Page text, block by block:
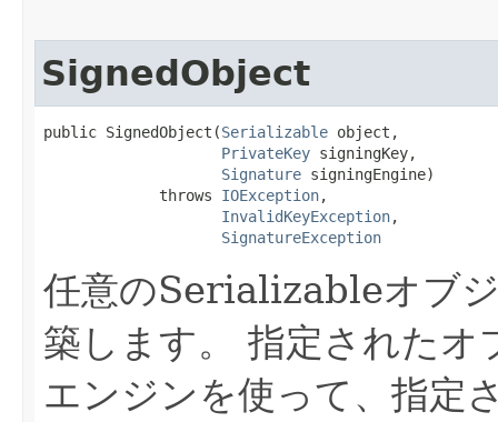
SignedObject
public SignedObject​(Serializable object,
PrivateKey signingKey,
Signature signingEngine)
             throws
IOException,
InvalidKeyException,
SignatureException
任意のSerializableオブ
築します。
指定されたオ
エンジンを使って、指定